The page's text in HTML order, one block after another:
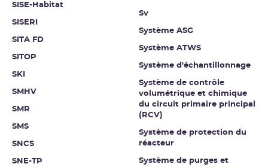
SISE-Habitat
SISERI
SITA FD
SITOP
SKI
SMHV
SMR
SMS
SNCS
SNE-TP
Sv
Système ASG
Système ATWS
Système d'échantillonnage
Système de contrôle
volumétrique et chimique
du circuit primaire principal
(RCV)
Système de protection du
réacteur
Système de purges et